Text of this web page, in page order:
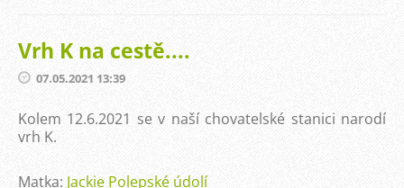
Vrh K na cestě....
07.05.2021 13:39
Kolem 12.6.2021 se v naší chovatelské stanici narodí
vrh K.
Matka: Jackie Polepské údolí